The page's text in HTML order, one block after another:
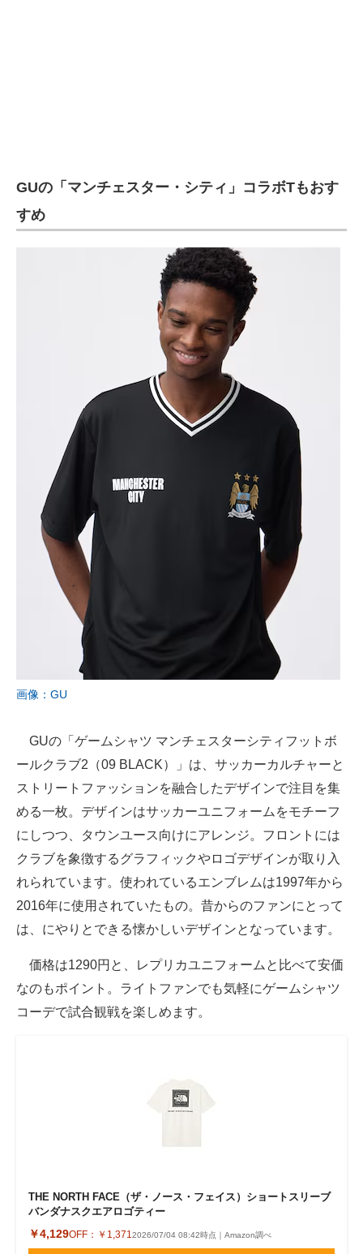
GUの「マンチェスター・シティ」コラボTもおす
すめ
画像：GU
GUの「ゲームシャツ マンチェスターシティフットボ
ールクラブ2（09 BLACK）」は、サッカーカルチャーと
ストリートファッションを融合したデザインで注目を集
める一枚。デザインはサッカーユニフォームをモチーフ
にしつつ、タウンユース向けにアレンジ。フロントには
クラブを象徴するグラフィックやロゴデザインが取り入
れられています。使われているエンブレムは1997年から
2016年に使用されていたもの。昔からのファンにとって
は、にやりとできる懐かしいデザインとなっています。
価格は1290円と、レプリカユニフォームと比べて安価
なのもポイント。ライトファンでも気軽にゲームシャツ
コーデで試合観戦を楽しめます。
THE NORTH FACE（ザ・ノース・フェイス）ショートスリーブ
バンダナスクエアロゴティー
￥4,129OFF： ￥1,3712026/07/04 08:42時点｜Amazon調べ